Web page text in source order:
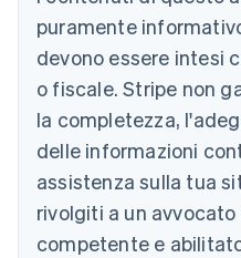
puramente
devono essere intesi
o fiscale. Stripe non
la completezza,
delle informazioni
assistenza sulla tua
rivolgiti a un
competente e
Belgio
Nederlands Français
Brasile
Português English
Bulgaria
English
Canada
EnglishFrançais
Cina continentale
简体中文
Cipro
English